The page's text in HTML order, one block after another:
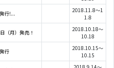
行!...
2018.11.8～1
1.8
（月）発売！
2018.10.18～
10.18
行
2018.10.15～
10.15